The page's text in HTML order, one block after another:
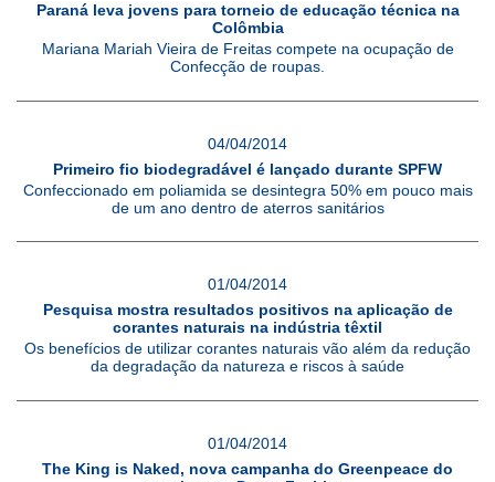
Paraná leva jovens para torneio de educação técnica na
Colômbia
Mariana Mariah Vieira de Freitas compete na ocupação de
Confecção de roupas.
04/04/2014
Primeiro fio biodegradável é lançado durante SPFW
Confeccionado em poliamida se desintegra 50% em pouco mais
de um ano dentro de aterros sanitários
01/04/2014
Pesquisa mostra resultados positivos na aplicação de
corantes naturais na indústria têxtil
Os benefícios de utilizar corantes naturais vão além da redução
da degradação da natureza e riscos à saúde
01/04/2014
The King is Naked, nova campanha do Greenpeace do